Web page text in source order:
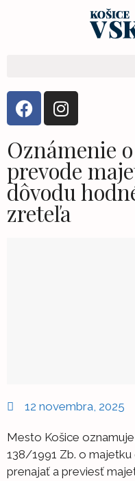
Oznámenie
prevode
dôvodu
zreteľa
12 novembra, 2025
Mesto Košice
138/1991 Zb. o
prenajať a previesť